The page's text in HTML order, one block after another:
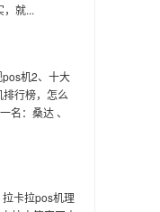
就...
机2、十大
行榜，怎么
名：桑达 、
卡拉pos机理